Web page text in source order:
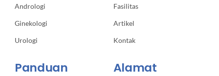
Andrologi
Ginekologi
Urologi
Fasilitas
Artikel
Kontak
Panduan Alamat